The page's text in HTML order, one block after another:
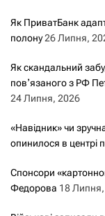
Як ПриватБанк
полону26 Липня,
Як скандальний
повʼязаного з РФ
24 Липня, 2026
«Навідник» чи
опинилося в центрі
Спонсори
Федорова 18